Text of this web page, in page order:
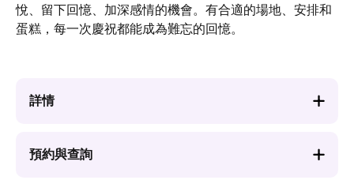
悅、留下回憶、加深感情的機會。有合適的場地、安排和
蛋糕，每一次慶祝都能成為難忘的回憶。
詳情
預約與查詢